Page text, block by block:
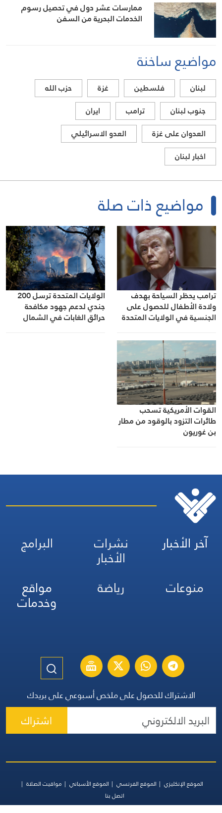
ممارسات عشر دول في تحصيل رسوم
الخدمات البحرية من السفن
مواضيع ساخنة
لبنان فلسطين غزة
حزب الله
جنوب لبنان
ترامب
ايران
العدوان على غزة
العدو الاسرائيلي
اخبار لبنان
مواضيع ذات صلة
ترامب يحظر السياحة بهدف
ولادة الأطفال للحصول على
الجنسية في الولايات المتحدة
الولايات المتحدة ترسل 200
جندي لدعم جهود مكافحة
حرائق الغابات في الشمال
القوات الأمريكية تسحب
طائرات التزود بالوقود من مطار
بن غوريون
آخر الأخبار نشرات
الأخبار
البرامج
منوعات
رياضة مواقع
وخدمات
الاشتراك للحصول على ملخص أسبوعي على بريدك
اشتراك
الموقع الإنكليزي الموقع الفرنسي الموقع الأسباني
مواقيت الصلاة
اتصل بنا